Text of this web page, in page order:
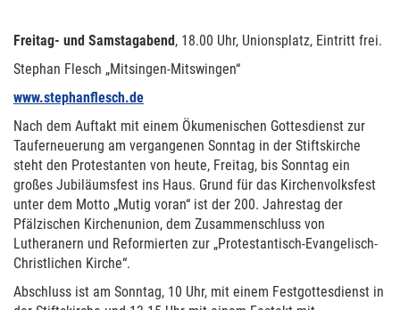
Freitag- und Samstagabend, 18.00 Uhr, Unionsplatz, Eintritt frei.
Stephan Flesch „Mitsingen-Mitswingen“
www.stephanflesch.de
Nach dem Auftakt mit einem Ökumenischen Gottesdienst zur
Tauferneuerung am vergangenen Sonntag in der Stiftskirche
steht den Protestanten von heute, Freitag, bis Sonntag ein
großes Jubiläumsfest ins Haus. Grund für das Kirchenvolksfest
unter dem Motto „Mutig voran“ ist der 200. Jahrestag der
Pfälzischen Kirchenunion, dem Zusammenschluss von
Lutheranern und Reformierten zur „Protestantisch-Evangelisch-
Christlichen Kirche“.
Abschluss ist am Sonntag, 10 Uhr, mit einem Festgottesdienst in